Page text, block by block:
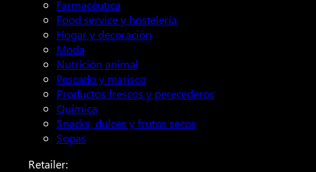
Farmacéutica
Food service y hostelería
Hogar y decoración
Moda
Nutrición animal
Pescado y marisco
Productos frescos y perecederos
Química
Snacks, dulces y frutos secos
Sopas
Retailer: